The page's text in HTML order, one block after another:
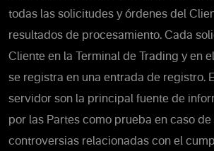
todas las solicitudes y órdenes del
resultados de procesamiento. Cada
Cliente en la Terminal de Trading y en
se registra en una entrada de registro.
servidor son la principal fuente de
por las Partes como prueba en caso
controversias relacionadas con el